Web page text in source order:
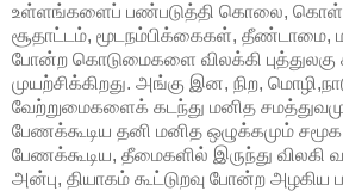
உள்ளங்களைப் பண்படுத்தி கொலை,
சூதாட்டம், மூடநம்பிக்கைகள், தீண்டாமை,
போன்ற கொடுமைகளை விலக்கி
முயற்சிக்கிறது. அங்கு இன, நிற,
வேற்றுமைகளைக் கடந்து மனித
பேணக்கூடிய தனி மனித ஒழுக்கமும்
பேணக்கூடிய, தீமைகளில் இருந்து விலகி
அன்பு, தியாகம் கூட்டுறவு போன்ற